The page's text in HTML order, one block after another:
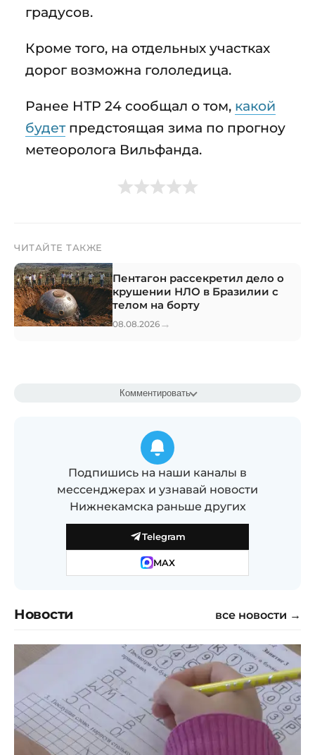
градусов.
Кроме того, на отдельных участках
дорог возможна гололедица.
Ранее НТР 24 сообщал о том, какой
будетпредстоящая зима по прогноу
метеоролога Вильфанда.
ЧИТАЙТЕ ТАКЖЕ
Пентагон рассекретил дело о
крушении НЛО в Бразилии с
телом на борту
08.08.2026 →
Комментировать
Подпишись на наши каналы в
мессенджерах и узнавай новости
Нижнекамска раньше других
Telegram
MAX
Новости все новости →